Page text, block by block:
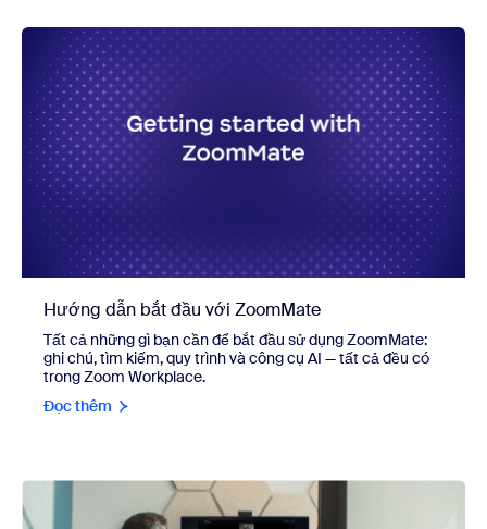
Hướng dẫn bắt đầu với ZoomMate
Tất cả những gì bạn cần để bắt đầu sử dụng ZoomMate:
ghi chú, tìm kiếm, quy trình và công cụ AI — tất cả đều có
trong Zoom Workplace.
Đọc thêm